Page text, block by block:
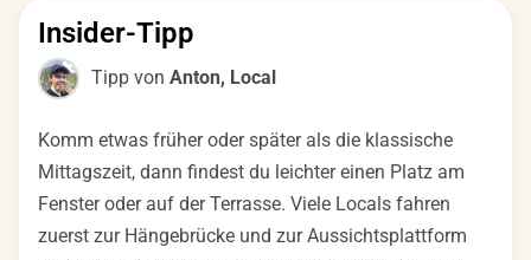
Insider-Tipp
Tipp von Anton, Local
Komm etwas früher oder später als die klassische
Mittagszeit, dann findest du leichter einen Platz am
Fenster oder auf der Terrasse. Viele Locals fahren
zuerst zur Hängebrücke und zur Aussichtsplattform